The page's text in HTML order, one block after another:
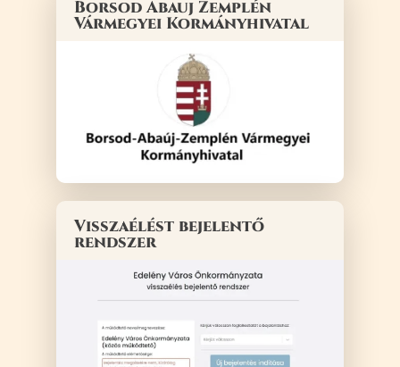
Borsod Abauj Zemplén
Vármegyei Kormányhivatal
Visszaélést bejelentő
rendszer